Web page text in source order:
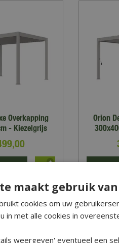
Overkapping
- Kiezelgrijs
,00
verlanglijst
Orion
maakt gebruik
cookies om uw
in met alle cookies in
weergeven' eventueel een